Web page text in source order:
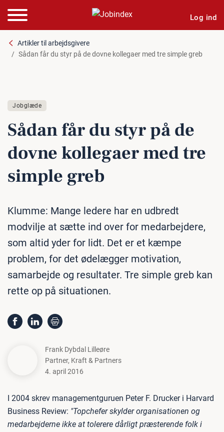
Log ind
Artikler til arbejdsgivere
Sådan får du styr på de dovne kollegaer med tre simple greb
Jobglæde
Sådan får du styr på de
dovne kollegaer med tre
simple greb
Klumme: Mange ledere har en udbredt
modvilje at sætte ind over for medarbejdere,
som altid yder for lidt. Det er et kæmpe
problem, for det ødelægger motivation,
samarbejde og resultater. Tre simple greb kan
rette op på situationen.
Frank Dybdal Lilleøre
Partner, Kraft & Partners
4. april 2016
I 2004 skrev managementguruen Peter F. Drucker i Harvard
Business Review: "Topchefer skylder organisationen og
medarbejderne ikke at tolerere dårligt præsterende folk i